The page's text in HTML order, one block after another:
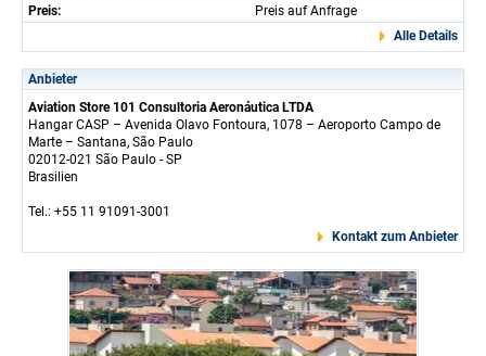
Preis:
Preis auf Anfrage
Alle Details
Anbieter
Aviation Store 101 Consultoria Aeronáutica LTDA
Hangar CASP – Avenida Olavo Fontoura, 1078 – Aeroporto Campo de
Marte – Santana, São Paulo
02012-021 São Paulo - SP
Brasilien
Tel.: +55 11 91091-3001
Kontakt zum Anbieter